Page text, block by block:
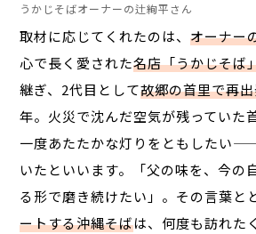
うかじそばオーナーの辻絢平さん
取材に応じてくれたのは、オーナー
心で長く愛された名店「うかじそば
継ぎ、2代目として故郷の首里で再
年。火災で沈んだ空気が残っていた
一度あたたかな灯りをともしたい
いたといいます。「父の味を、今の
る形で磨き続けたい」。その言葉と
ートする沖縄そばは、何度も訪れた